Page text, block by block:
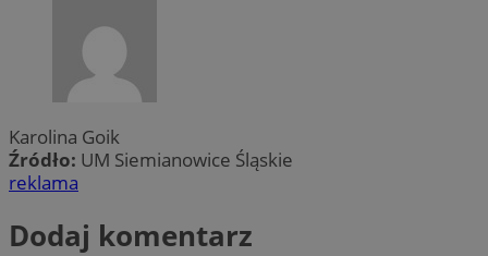
Karolina Goik
Źródło: UM Siemianowice Śląskie
reklama
Dodaj komentarz